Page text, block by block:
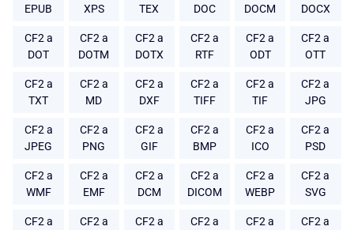
EPUB
XPS
TEX
DOC
DOCM
DOCX
CF2 a
DOT
CF2 a
DOTM
CF2 a
DOTX
CF2 a
RTF
CF2 a
ODT
CF2 a
OTT
CF2 a
TXT
CF2 a
MD
CF2 a
DXF
CF2 a
TIFF
CF2 a
TIF
CF2 a
JPG
CF2 a
JPEG
CF2 a
PNG
CF2 a
GIF
CF2 a
BMP
CF2 a
ICO
CF2 a
PSD
CF2 a
WMF
CF2 a
EMF
CF2 a
DCM
CF2 a
DICOM
CF2 a
WEBP
CF2 a
SVG
CF2 a
CF2 a
CF2 a
CF2 a
CF2 a
CF2 a